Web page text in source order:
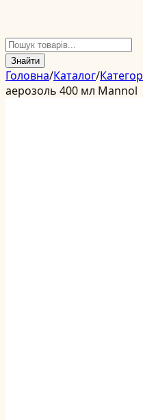
Знайти
Головна/Каталог/
аерозоль 400 мл Mannol